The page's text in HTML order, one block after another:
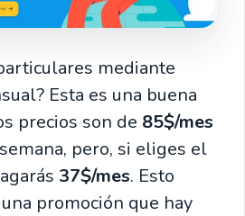
mediante
Esta es una buena
precios son de 85$/mes
pero, si eliges el
37$/mes. Esto
promoción que hay